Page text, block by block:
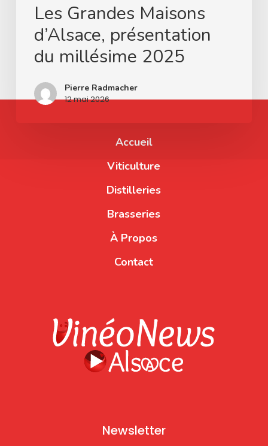
Les Grandes Maisons
d’Alsace, présentation
du millésime 2025
Pierre Radmacher
12 mai 2026
Accueil
Viticulture
Distilleries
Brasseries
À Propos
Contact
Newsletter